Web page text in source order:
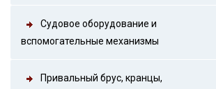
Судовое оборудование и
вспомогательные механизмы
Привальный брус, кранцы,